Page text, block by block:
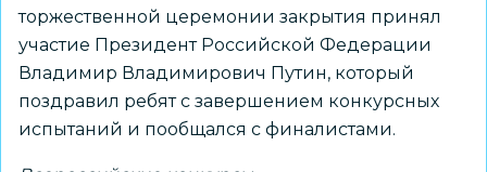
торжественной церемонии закрытия принял
участие Президент Российской Федерации
Владимир Владимирович Путин, который
поздравил ребят с завершением конкурсных
испытаний и пообщался с финалистами.